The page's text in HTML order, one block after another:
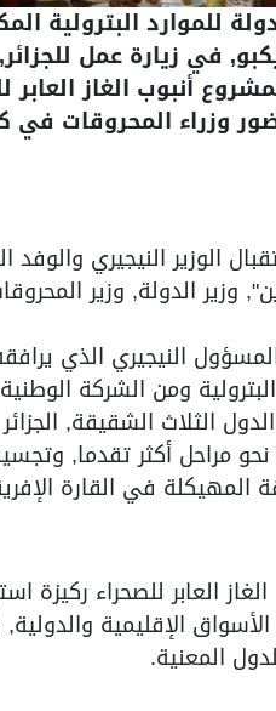
للموارد البترولية
في زيارة عمل
أنبوب الغاز العابر
وزراء المحروقات في
الوزير النيجيري والوفد
وزير الدولة, وزير
المسؤول النيجيري الذي
البترولية ومن الشركة
الثلاث الشقيقة,
نحو مراحل أكثر تقدما,
المهيكلة في القارة
العابر للصحراء ركيزة
الأسواق الإقليمية
المعنية.